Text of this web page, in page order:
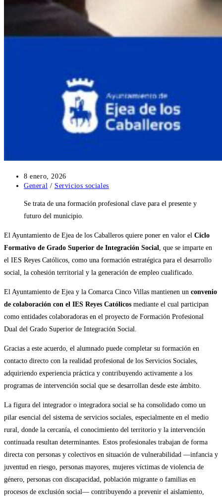
Publicación
de
entrada:
8 enero, 2026
Categoría
la
entrada:
General / Servicios sociales
Se trata de una formación profesional clave para el presente y
futuro del municipio.
El Ayuntamiento de Ejea de los Caballeros quiere poner en valor el Ciclo
Formativo de Grado Superior de Integración Social
, que se imparte en
el IES Reyes Católicos, como una formación estratégica para el desarrollo
social, la cohesión territorial y la generación de empleo cualificado.
El Ayuntamiento de Ejea y la Comarca Cinco Villas mantienen un convenio
de colaboración con el IES Reyes Católicos mediante el cual participan
como entidades colaboradoras en el proyecto de Formación Profesional
Dual del Grado Superior de Integración Social.
Gracias a este acuerdo, el alumnado puede completar su formación en
contacto directo con la realidad profesional de los Servicios Sociales,
adquiriendo experiencia práctica y contribuyendo activamente a los
programas de intervención social que se desarrollan desde este ámbito.
La figura del integrador o integradora social se ha consolidado como un
pilar esencial del sistema de servicios sociales, especialmente en el medio
rural, donde la cercanía, el conocimiento del territorio y la intervención
continuada resultan determinantes. Estos profesionales trabajan de forma
directa con personas y colectivos en situación de vulnerabilidad —infancia y
juventud en riesgo, personas mayores, mujeres víctimas de violencia de
género, personas con discapacidad, población migrante o familias en
procesos de exclusión social— contribuyendo a prevenir el aislamiento,